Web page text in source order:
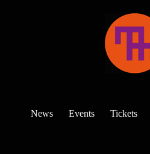
News Events Tickets